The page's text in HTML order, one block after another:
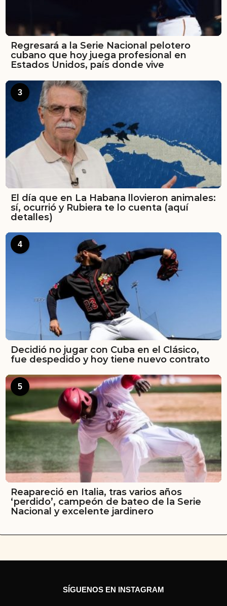
Regresará a la Serie Nacional pelotero
cubano que hoy juega profesional en
Estados Unidos, país donde vive
3
El día que en La Habana llovieron animales:
sí, ocurrió y Rubiera te lo cuenta (aquí
detalles)
4
Decidió no jugar con Cuba en el Clásico,
fue despedido y hoy tiene nuevo contrato
5
Reapareció en Italia, tras varios años
‘perdido’, campeón de bateo de la Serie
Nacional y excelente jardinero
SÍGUENOS EN INSTAGRAM